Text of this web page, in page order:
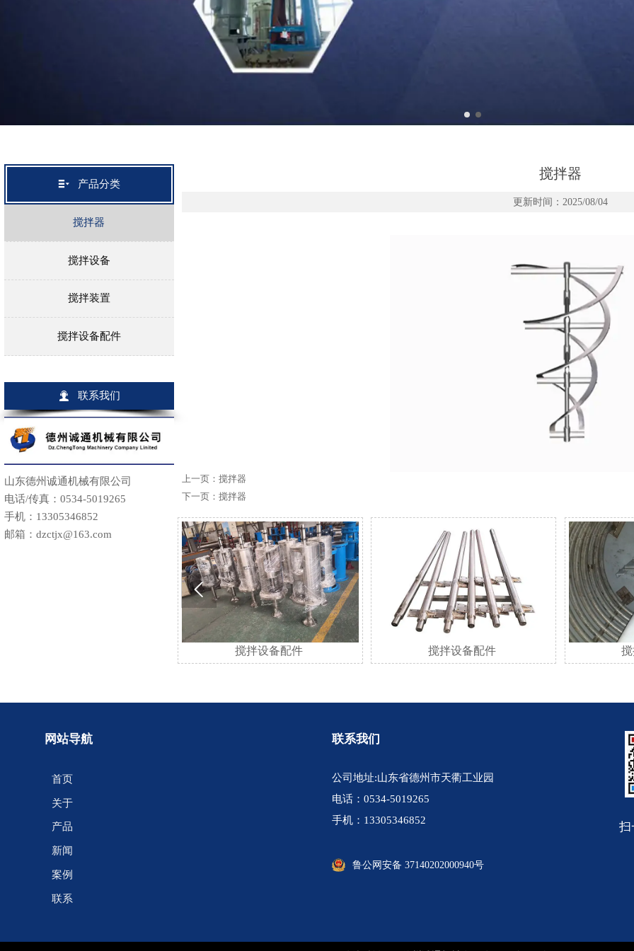
 产品分类
搅拌器
搅拌设备
搅拌装置
搅拌设备配件
 联系我们
山东德州诚通机械有限公司
电话/传真：0534-5019265
手机：13305346852
邮箱：dzctjx@163.com
搅拌器
更新时间：2025/08/04
上一页： 搅拌器
下一页： 搅拌器
搅拌设备配件 搅拌设备配件

网站导航
首页
关于
产品
新闻
案例
联系
联系我们
公司地址:山东省德州市天衢工业园
电话：0534-5019265
手机：13305346852
鲁公网安备 37140202000940号
扫